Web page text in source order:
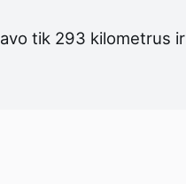
tik 293 kilometrus ir